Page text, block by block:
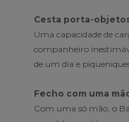
Cesta porta-
Uma capacidade de
companheiro
de um dia e
Fecho com uma
Com uma só mão, o